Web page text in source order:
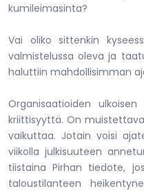
kumileimasinta?
Vai oliko sittenkin
valmistelussa oleva ja
haluttiin mahdollisimman
Organisaatioiden
kriittisyyttä. On
vaikuttaa. Jotain voisi
viikolla julkisuuteen
tiistaina Pirhan tiedote,
taloustilanteen